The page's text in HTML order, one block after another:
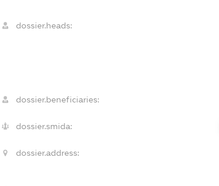
dossier.heads:
dossier.beneficiaries:
dossier.smida:
dossier.address: